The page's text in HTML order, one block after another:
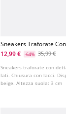
Sneakers Traforate
Pelle
12,99 € -64% 35,99 €
Sneakers traforate con
lati. Chiusura con lacci.
beige. Altezza suola: 3 cm